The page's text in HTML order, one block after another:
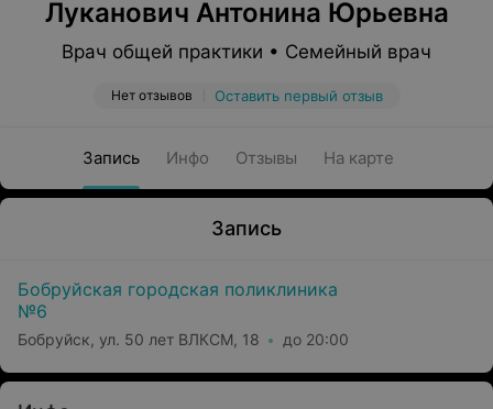
Луканович Антонина Юрьевна
Врач общей практики • Семейный врач
Нет отзывов Оставить первый отзыв
Запись Инфо Отзывы На карте
Запись
Бобруйская городская поликлиника
№6
Бобруйск, ул. 50 лет ВЛКСМ, 18 до 20:00